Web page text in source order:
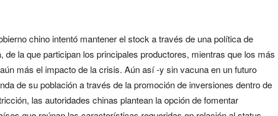
chino intentó mantener el stock a través de una política de
la que participan los principales productores, mientras que los más
más el impacto de la crisis. Aún así -y sin vacuna en un futuro
de su población a través de la promoción de inversiones dentro de
las autoridades chinas plantean la opción de fomentar